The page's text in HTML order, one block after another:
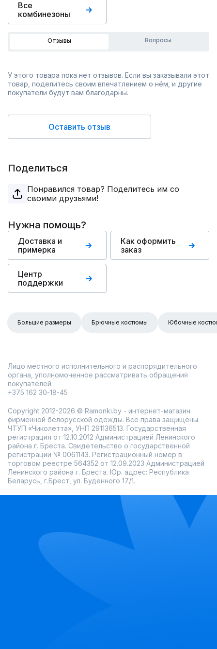
Все
комбинезоны
Отзывы Вопросы
У этого товара пока нет отзывов. Если вы заказывали этот
товар, поделитесь своим впечатлением о нём, и другие
покупатели будут вам благодарны.
Оставить отзыв
Поделиться
Понравился товар? Поделитесь им со
своими друзьями!
Нужна помощь?
Доставка и
примерка
Как оформить
заказ
Центр
поддержки
Большие размеры Брючные костюмы Юбочные
Лицо местного исполнительного и распорядительного
органа, уполномоченное рассматривать обращения
покупателей:
+375 162 30-18-45
Copyright 2012-2026 © Ramonki.by - интернет-магазин
фирменной белорусской одежды. Все права защищены.
ЧТУП «Чиколетта», УНП 291136513. Государственная
регистрация от 12.10.2012 Администрацией Ленинского
района г. Бреста. Свидетельство о государственной
регистрации № 0061143. Регистрационный номер в
торговом реестре 564352 от 12.09.2023 Администрацией
Ленинского района г. Бреста. Юр. адрес: Республика
Беларусь, г.Брест, ул. Буденного 17/1.